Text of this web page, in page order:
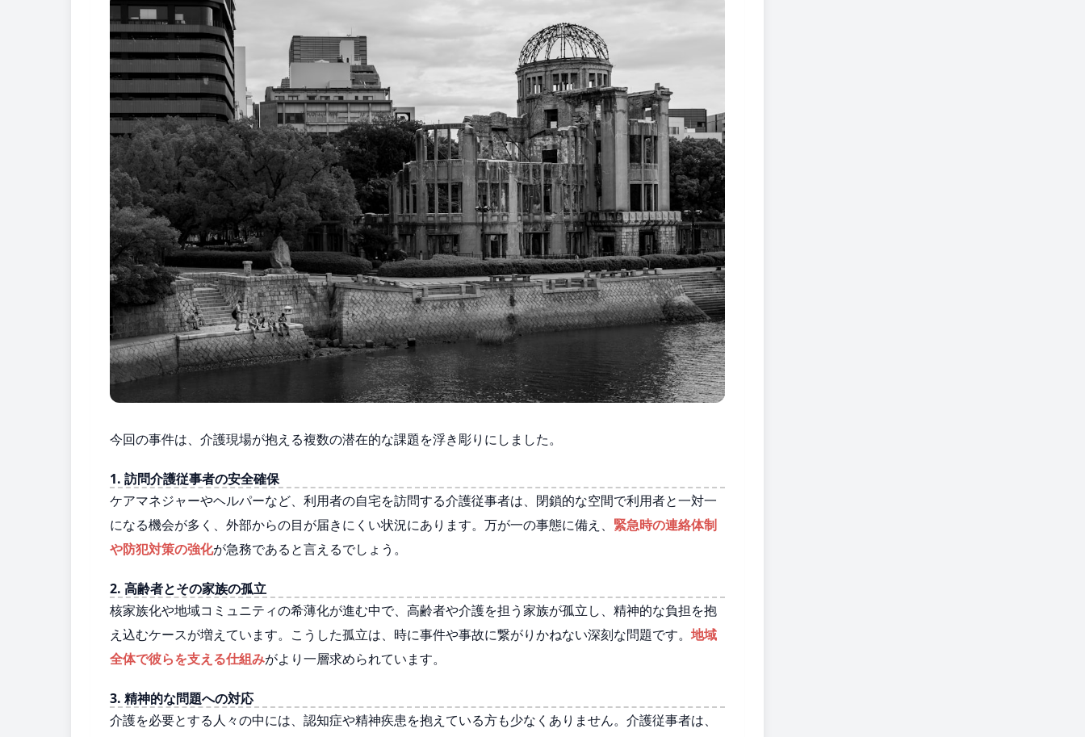
今回の事件は、介護現場が抱える複数の潜在的な課題を浮き彫りにしました。
1. 訪問介護従事者の安全確保
ケアマネジャーやヘルパーなど、利用者の自宅を訪問する介護従事者は、閉鎖的な空間で利用者と一対一
になる機会が多く、外部からの目が届きにくい状況にあります。万が一の事態に備え、 緊急時の連絡体制
や防犯対策の強化が急務であると言えるでしょう。
2. 高齢者とその家族の孤立
核家族化や地域コミュニティの希薄化が進む中で、高齢者や介護を担う家族が孤立し、精神的な負担を抱
え込むケースが増えています。こうした孤立は、時に事件や事故に繋がりかねない深刻な問題です。 地域
全体で彼らを支える仕組みがより一層求められています。
3. 精神的な問題への対応
介護を必要とする人々の中には、認知症や精神疾患を抱えている方も少なくありません。介護従事者は、